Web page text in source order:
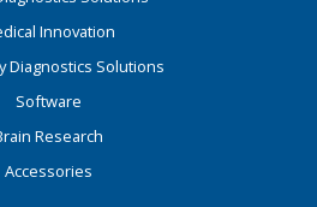
Innovation
Diagnostics Solutions
Software
Research
Accessories